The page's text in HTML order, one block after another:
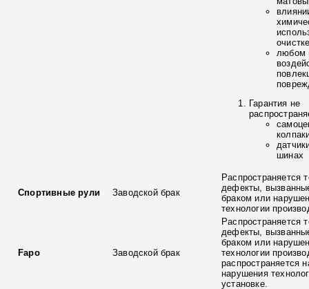
любом
Гарантия не
шинах
Спортивные рули Заводской брак
Распространяется
дефекты,
браком или
технологии
Fapo Заводской брак
Распространяется
дефекты,
браком или
технологии
распространяется
нарушения
установке.